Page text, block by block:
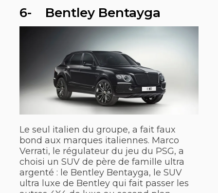
6- Bentley Bentayga
Le seul italien du groupe, a fait faux
bond aux marques italiennes. Marco
Verrati, le régulateur du jeu du PSG, a
choisi un SUV de père de famille ultra
argenté : le Bentley Bentayga, le SUV
ultra luxe de Bentley qui fait passer les